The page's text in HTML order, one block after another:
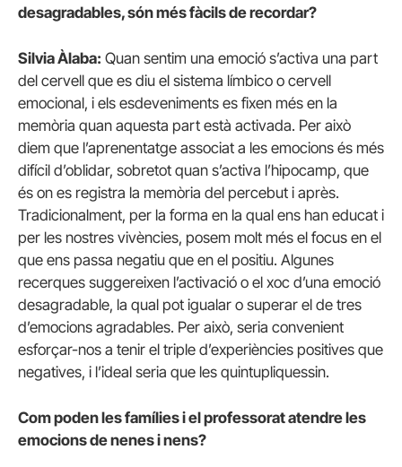
desagradables, són més fàcils de recordar?
Silvia Àlaba: Quan sentim una emoció s’activa una part
del cervell que es diu el sistema límbico o cervell
emocional, i els esdeveniments es fixen més en la
memòria quan aquesta part està activada. Per això
diem que l’aprenentatge associat a les emocions és més
difícil d’oblidar, sobretot quan s’activa l’hipocamp, que
és on es registra la memòria del percebut i après.
Tradicionalment, per la forma en la qual ens han educat i
per les nostres vivències, posem molt més el focus en el
que ens passa negatiu que en el positiu. Algunes
recerques suggereixen l’activació o el xoc d’una emoció
desagradable, la qual pot igualar o superar el de tres
d’emocions agradables. Per això, seria convenient
esforçar-nos a tenir el triple d’experiències positives que
negatives, i l’ideal seria que les quintupliquessin.
Com poden les famílies i el professorat atendre les
emocions de nenes i nens?